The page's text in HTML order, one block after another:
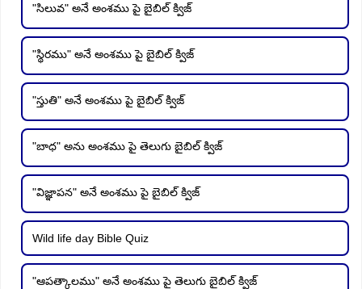
"సిలువ" అనే అంశము పై బైబిల్ క్విజ్
"స్థిరము" అనే అంశము పై బైబిల్ క్విజ్
"స్తుతి" అనే అంశము పై బైబిల్ క్విజ్
"బాధ" అను అంశము పై తెలుగు బైబిల్ క్విజ్
"విజ్ఞాపన" అనే అంశము పై బైబిల్ క్విజ్
Wild life day Bible Quiz
"ఆపత్కాలము" అనే అంశము పై తెలుగు బైబిల్ క్విజ్